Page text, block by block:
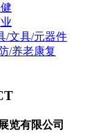
/文具/元器件
/养老康复
览有限公司